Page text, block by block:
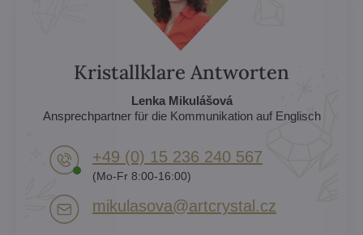
Kristallklare Antworten
Lenka Mikulášová
Ansprechpartner für die Kommunikation auf Englisch
+49 (0) 15 236 240 567
(Mo-Fr 8:00-16:00)
mikulasova​@artcrystal​.cz